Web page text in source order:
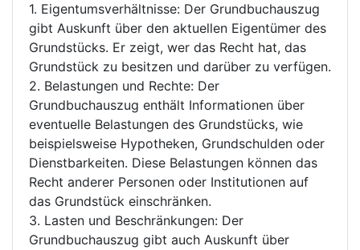
1. Eigentumsverhältnisse: Der Grundbuchauszug
gibt Auskunft über den aktuellen Eigentümer des
Grundstücks. Er zeigt, wer das Recht hat, das
Grundstück zu besitzen und darüber zu verfügen.
2. Belastungen und Rechte: Der
Grundbuchauszug enthält Informationen über
eventuelle Belastungen des Grundstücks, wie
beispielsweise Hypotheken, Grundschulden oder
Dienstbarkeiten. Diese Belastungen können das
Recht anderer Personen oder Institutionen auf
das Grundstück einschränken.
3. Lasten und Beschränkungen: Der
Grundbuchauszug gibt auch Auskunft über